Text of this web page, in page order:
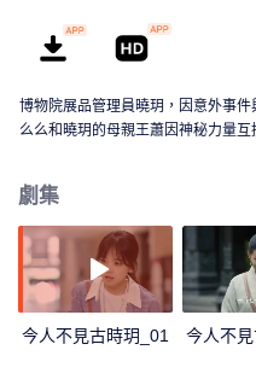
博物院展品管理員曉玥，因意外事
么么和曉玥的母親王蕭因神秘力量
劇集
今人不見古時玥_01 今人不